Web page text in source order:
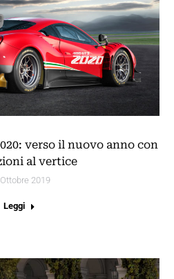
verso il nuovo anno con
al vertice
2019
Leggi